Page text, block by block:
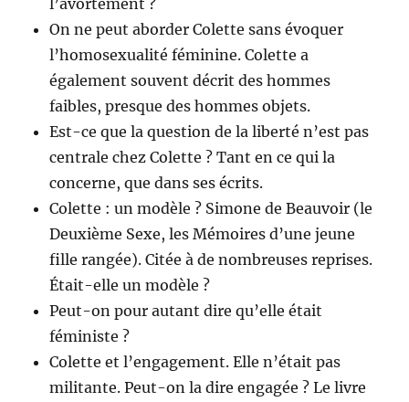
On ne peut aborder Colette sans évoquer
l’homosexualité féminine. Colette a
également souvent décrit des hommes
faibles, presque des hommes objets.
Est-ce que la question de la liberté n’est pas
centrale chez Colette ? Tant en ce qui la
concerne, que dans ses écrits.
Colette : un modèle ? Simone de Beauvoir (le
Deuxième Sexe, les Mémoires d’une jeune
fille rangée). Citée à de nombreuses reprises.
Était-elle un modèle ?
Peut-on pour autant dire qu’elle était
féministe ?
Colette et l’engagement. Elle n’était pas
militante. Peut-on la dire engagée ? Le livre